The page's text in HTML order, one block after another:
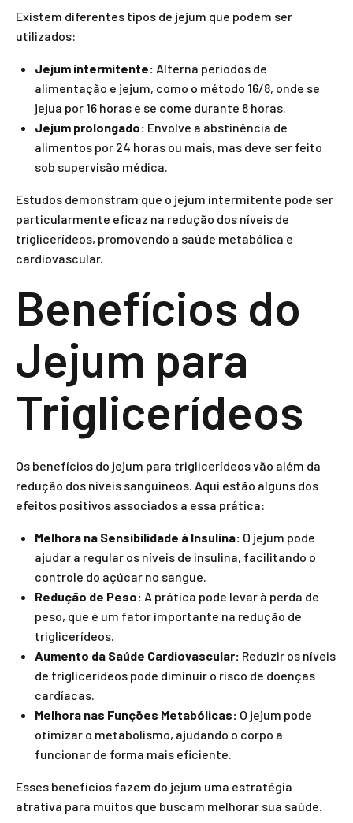
Existem diferentes tipos de jejum que podem ser
utilizados:
Jejum intermitente: Alterna períodos de
alimentação e jejum, como o método 16/8, onde se
jejua por 16 horas e se come durante 8 horas.
Jejum prolongado: Envolve a abstinência de
alimentos por 24 horas ou mais, mas deve ser feito
sob supervisão médica.
Estudos demonstram que o jejum intermitente pode ser
particularmente eficaz na redução dos níveis de
triglicerídeos, promovendo a saúde metabólica e
cardiovascular.
Benefícios do
Jejum para
Triglicerídeos
Os benefícios do jejum para triglicerídeos vão além da
redução dos níveis sanguíneos. Aqui estão alguns dos
efeitos positivos associados a essa prática:
Melhora na Sensibilidade à Insulina: O jejum pode
ajudar a regular os níveis de insulina, facilitando o
controle do açúcar no sangue.
Redução de Peso: A prática pode levar à perda de
peso, que é um fator importante na redução de
triglicerídeos.
Aumento da Saúde Cardiovascular: Reduzir os níveis
de triglicerídeos pode diminuir o risco de doenças
cardíacas.
Melhora nas Funções Metabólicas: O jejum pode
otimizar o metabolismo, ajudando o corpo a
funcionar de forma mais eficiente.
Esses benefícios fazem do jejum uma estratégia
atrativa para muitos que buscam melhorar sua saúde.